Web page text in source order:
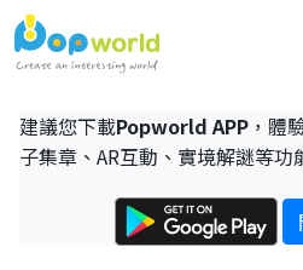
建議您下載Popworld APP ，體
子集章、AR互動、實境解謎等功